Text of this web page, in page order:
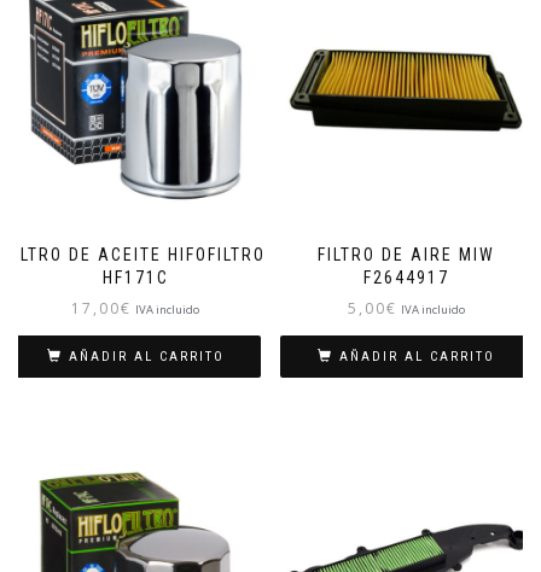
FILTRO DE ACEITE HIFOFILTRO
HF171C
17,00€ IVA incluido
AÑADIR AL CARRITO
FILTRO DE AIRE MIW
F2644917
5,00€ IVA incluido
AÑADIR AL CARRITO